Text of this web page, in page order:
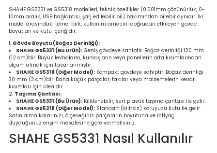
SHAHE GS5331 ve GS5318 modelleri, teknik özellikler (0.001mm çözünürlük, 0-
10mm aralık, USB bağlantısı, şarj edilebilir pil) bakımından birebir aynıdır. İki
model arasındaki temel fark, kullanım amacını doğrudan etkileyen gövde
boyutları ve kutu içeriğidir:
Gövde Boyutu (Boğaz Derinliği):
SHAHE GS5331 (Bu Ürün): Geniş gövdeye sahiptir. Boğaz derinliği 120 mm
(12 cm)'dir. Büyük levhaların, kumaşların veya panellerin orta kısımlarından
ölçüm almak için tasarlanmıştır.
SHAHE GS5318 (Diğer Model): Kompakt gövdeye sahiptir. Boğaz derinliği
30 mm (3 cm)'dir. Daha küçük parçalar, takılar veya malzemelerin kenar
kısımları için idealdir.
Taşıma Çantası:
SHAHE GS5331 (Bu Ürün): Kilitlenebilir, sert plastik taşıma çantası ile gelir.
SHAHE GS5318 (Diğer Model): Standart (kilitsiz) koruyucu kutu ile gelir.
Satın alma kararınızı, ölçeceğiniz parçaların boyutuna ve ihtiyaç
duyduğunuz erişim mesafesine göre vermelisiniz.
SHAHE GS5331 Nasıl Kullanılır